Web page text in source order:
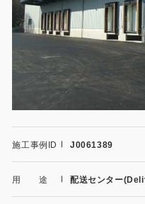
用途から探す
事務所・作業場
倉庫・工場
勉強部屋・子供部屋
施工事例ID J0061389
用 途 配送センター